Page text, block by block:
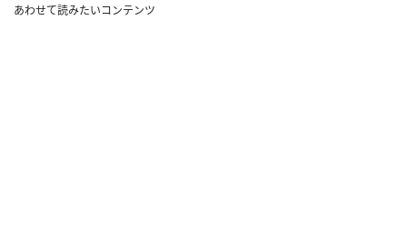
あわせて読みたいコンテンツ